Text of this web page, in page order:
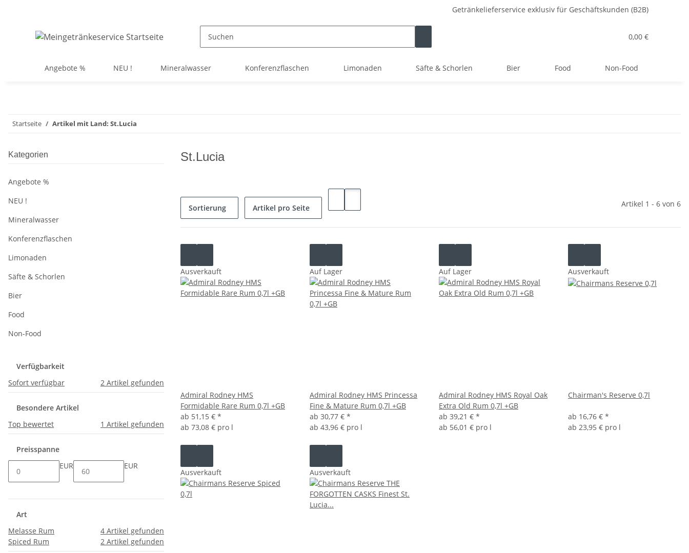
Getränkelieferservice exklusiv für Geschäftskunden (B2B)
0,00 €
Angebote % NEU ! Mineralwasser Konferenzflaschen Limonaden Säfte & Schorlen Bier Food Non-Food
Startseite Artikel mit Land: St.Lucia
St.Lucia
Sortierung Artikel pro Seite Artikel 1 - 6 von 6
Ausverkauft
Admiral Rodney HMS
Formidable Rare Rum 0,7l +GB
ab 51,15 € *
ab 73,08 € pro l
Auf Lager
Admiral Rodney HMS Princessa
Fine & Mature Rum 0,7l +GB
ab 30,77 € *
ab 43,96 € pro l
Auf Lager
Admiral Rodney HMS Royal Oak
Extra Old Rum 0,7l +GB
ab 39,21 € *
ab 56,01 € pro l
Ausverkauft
Chairman's Reserve 0,7l
ab 16,76 € *
ab 23,95 € pro l
Ausverkauft Ausverkauft
Kategorien
Angebote %
NEU !
Mineralwasser
Konferenzflaschen
Limonaden
Säfte & Schorlen
Bier
Food
Non-Food
Verfügbarkeit
Sofort verfügbar
2 Artikel gefunden
Besondere Artikel
Top bewertet
1 Artikel gefunden
Preisspanne
EUR
EUR
Art
Melasse Rum
4 Artikel gefunden
Spiced Rum
2 Artikel gefunden